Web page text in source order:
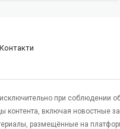
Контакти
при соблюдении
включая новостные
размещённые на